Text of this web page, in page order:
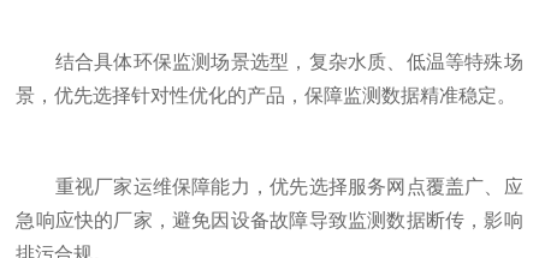
结合具体环保监测场景选型，复杂水质、低温等特殊场
景，优先选择针对性优化的产品，保障监测数据精准稳定。
重视厂家运维保障能力，优先选择服务网点覆盖广、应
急响应快的厂家，避免因设备故障导致监测数据断传，影响
排污合规。